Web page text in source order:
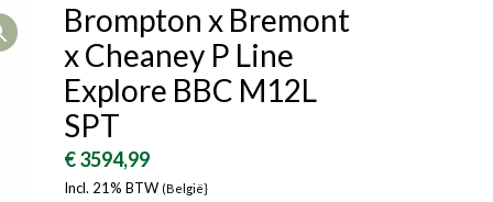
Slovenië Italië
Denemarken Finland
Bulgarije
Open
Brompton x Bremont
x Cheaney P Line
Explore BBC M12L
SPT
€ 3594,99
Incl. 21% BTW (België}